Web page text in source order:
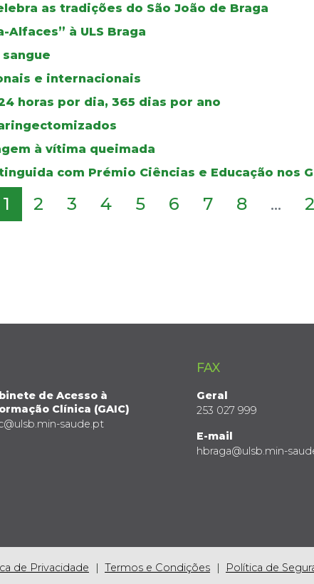
as tradições do São João de Braga
Alfaces” à ULS Braga
e internacionais
horas por dia, 365 dias por ano
à vítima queimada
com Prémio Ciências e Educação nos
1 2 3 4 5 6 7 8 ...
de Acesso à
Clínica (GAIC)
saude.pt
FAX
Geral
253 027 999
E-mail
hbraga@ulsb.min-
de Privacidade Termos e Condições
Política de